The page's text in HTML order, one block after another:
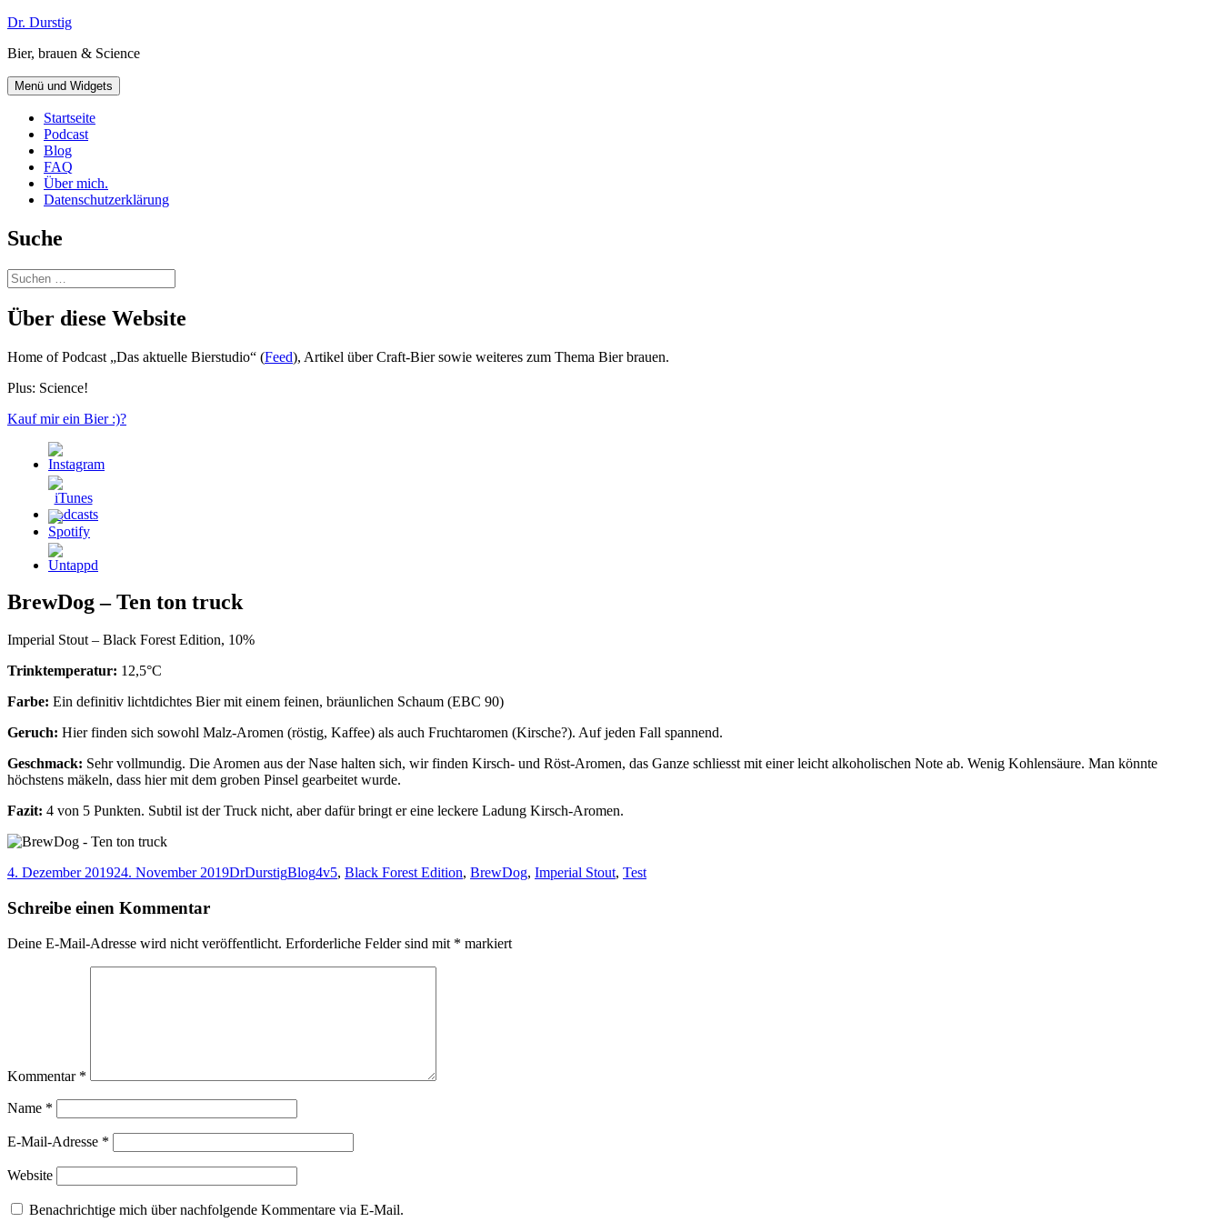
Zum
springen
Dr. Durstig
Bier, brauen & Science
Menü und Widgets
Startseite
Podcast
Blog
FAQ
Über mich.
Datenschutzerklärung
Suche
Suchen
nach:
Über diese Website
Home of Podcast „Das aktuelle Bierstudio“ (Feed), Artikel über Craft-Bier sowie weiteres zum Thema Bier brauen.
Plus: Science!
Kauf mir ein Bier :)?
BrewDog – Ten ton truck
Imperial Stout – Black Forest Edition, 10%
Trinktemperatur: 12,5°C
Farbe: Ein definitiv lichtdichtes Bier mit einem feinen, bräunlichen Schaum (EBC 90)
Geruch: Hier finden sich sowohl Malz-Aromen (röstig, Kaffee) als auch Fruchtaromen (Kirsche?). Auf jeden Fall spannend.
Geschmack: Sehr vollmundig. Die Aromen aus der Nase halten sich, wir finden Kirsch- und Röst-Aromen, das Ganze schliesst mit einer leicht alkoholischen Note ab. Wenig Kohlensäure. Man könnte
höchstens mäkeln, dass hier mit dem groben Pinsel gearbeitet wurde.
Fazit: 4 von 5 Punkten. Subtil ist der Truck nicht, aber dafür bringt er eine leckere Ladung Kirsch-Aromen.
Veröffentlicht
4. Dezember 201924. November 2019Autor
DrDurstigKategorien
BlogSchlagwörter
4v5, Black Forest Edition, BrewDog, Imperial Stout, Test
Schreibe einen Kommentar
Deine E-Mail-Adresse wird nicht veröffentlicht. Erforderliche Felder sind mit * markiert
Kommentar *
Name *
E-Mail-Adresse *
Website
Benachrichtige mich über nachfolgende Kommentare via E-Mail.